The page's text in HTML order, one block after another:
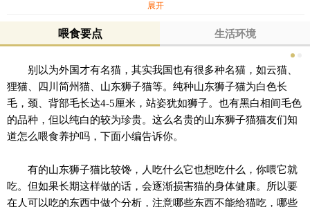
展开
喂食要点 生活环境
别以为外国才有名猫，其实我国也有很多种名猫，如云猫、
狸猫、四川简州猫、山东狮子猫等。纯种山东狮子猫为白色长
毛，颈、背部毛长达4-5厘米，站姿犹如狮子。也有黑白相间毛色
的品种，但以纯白的较为珍贵。这么名贵的山东狮子猫猫友们知
道怎么喂食养护吗，下面小编告诉你。
有的山东狮子猫比较馋，人吃什么它也想吃什么，你喂它就
吃。但如果长期这样做的话，会逐渐损害猫的身体健康。所以要
在人可以吃的东西中做个分析，注意哪些东西不能给猫吃，哪些